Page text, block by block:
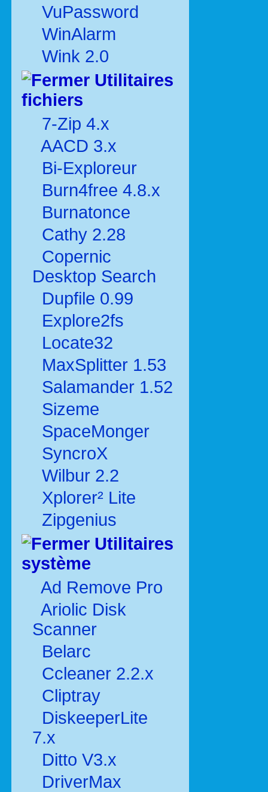
VuPassword
WinAlarm
Wink 2.0
Utilitaires
fichiers
7-Zip 4.x
AACD 3.x
Bi-Exploreur
Burn4free 4.8.x
Burnatonce
Cathy 2.28
Copernic
Desktop Search
Dupfile 0.99
Explore2fs
Locate32
MaxSplitter 1.53
Salamander 1.52
Sizeme
SpaceMonger
SyncroX
Wilbur 2.2
Xplorer² Lite
Zipgenius
Utilitaires
système
Ad Remove Pro
Ariolic Disk
Scanner
Belarc
Ccleaner 2.2.x
Cliptray
DiskeeperLite
7.x
Ditto V3.x
DriverMax